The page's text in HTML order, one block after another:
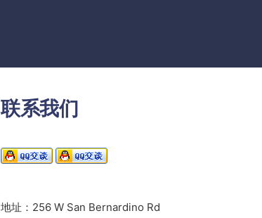
联系我们
地址：256 W San Bernardino Rd